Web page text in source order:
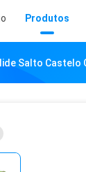
Produtos
Salto Castelo